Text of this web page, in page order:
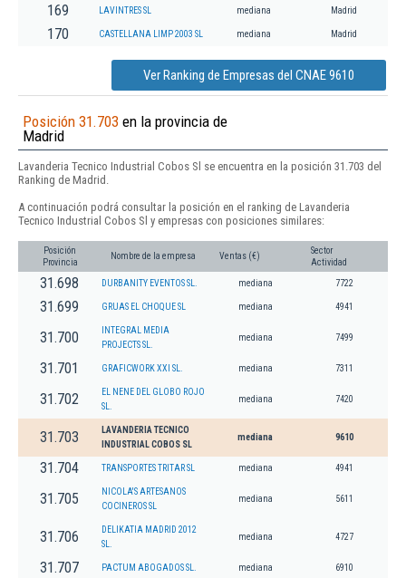
169 LAVINTRES SL mediana Madrid
170 CASTELLANA LIMP 2003 SL mediana Madrid
Ver Ranking de Empresas del CNAE 9610
Posición 31.703 en la provincia de
Madrid
Lavanderia Tecnico Industrial Cobos Sl se encuentra en la posición 31.703 del
Ranking de Madrid.
A continuación podrá consultar la posición en el ranking de Lavanderia
Tecnico Industrial Cobos Sl y empresas con posiciones similares:
Posición
Provincia
Nombre de la empresa Ventas (€)
Sector
Actividad
31.698 DURBANITY EVENTOS SL. mediana 7722
31.699 GRUAS EL CHOQUE SL mediana 4941
31.700
INTEGRAL MEDIA
PROJECTS SL.
mediana 7499
31.701 GRAFICWORK XXI SL. mediana 7311
31.702
EL NENE DEL GLOBO ROJO
SL.
mediana 7420
31.703
LAVANDERIA TECNICO
INDUSTRIAL COBOS SL
mediana 9610
31.704 TRANSPORTES TRITAR SL mediana 4941
31.705
NICOLA'S ARTESANOS
COCINEROS SL
mediana 5611
31.706
DELIKATIA MADRID 2012
SL.
mediana 4727
31.707 PACTUM ABOGADOS SL. mediana 6910